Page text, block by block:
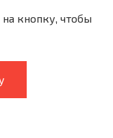
кнопку, чтобы